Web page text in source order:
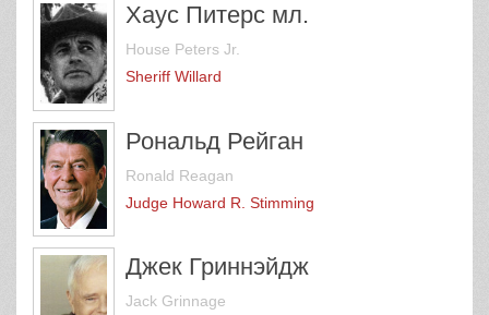
Хаус Питерс мл.
House Peters Jr.
Sheriff Willard
Рональд Рейган
Ronald Reagan
Judge Howard R. Stimming
Джек Гриннэйдж
Jack Grinnage